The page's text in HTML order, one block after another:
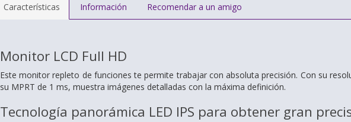
Características Información Recomendar a un amigo
Monitor LCD Full HD
Este monitor repleto de funciones te permite trabajar con absoluta precisión. Con su
su MPRT de 1 ms, muestra imágenes detalladas con la máxima definición.
Tecnología panorámica LED IPS para obtener gran